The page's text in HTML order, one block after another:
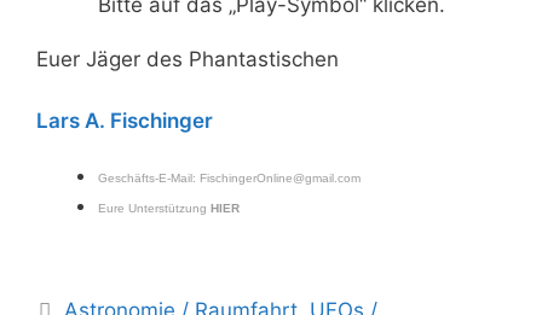
Bitte auf das „Play-Symbol“ klicken.
Euer Jäger des Phantastischen
Lars A. Fischinger
Geschäfts-E-Mail: FischingerOnline@gmail.com
Eure Unterstützung HIER
Kategorien